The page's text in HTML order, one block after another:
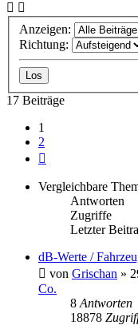
Anzeigen:
Richtung:
17 Beiträge
1
2
Vergleichbare
Antworten
Zugriffe
Letzter
dB-Werte /
von Grischan »
Co.
8 Antworten
18878